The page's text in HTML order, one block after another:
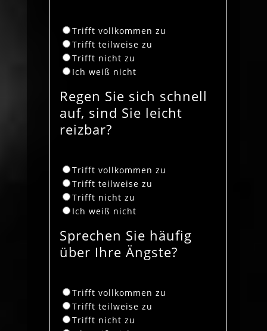
Trifft vollkommen zu
Trifft teilweise zu
Trifft nicht zu
Ich weiß nicht
Regen Sie sich schnell
auf, sind Sie leicht
reizbar?
Trifft vollkommen zu
Trifft teilweise zu
Trifft nicht zu
Ich weiß nicht
Sprechen Sie häufig
über Ihre Ängste?
Trifft vollkommen zu
Trifft teilweise zu
Trifft nicht zu